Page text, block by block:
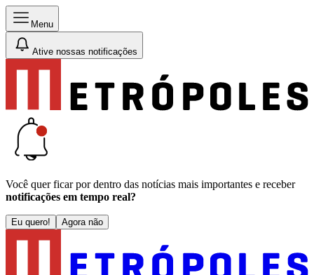
Menu
Ative nossas notificações
Você quer ficar por dentro das notícias mais importantes e receber
notificações em tempo real?
Eu quero! Agora não